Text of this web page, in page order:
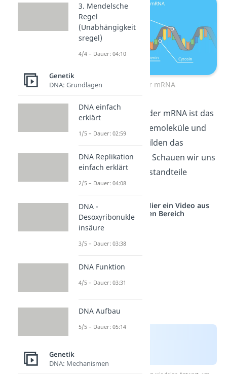
Aufbau der mRNA
Der Grundbaustein der mRNA ist das
Nukleotid. Die Ribosemoleküle und
die Phosphatreste bilden das
Rückgratder mRNA. Schauen wir uns
zunächst die drei Bestandteile
genauer an.
Studyflix vernetzt: Hier ein Video aus
einem anderen Bereich
3. Mendelsche
Regel
(Unabhängigkeit
sregel)
4/4 – Dauer: 04:10
Genetik
DNA: Grundlagen
DNA einfach
erklärt
1/5 – Dauer: 02:59
DNA Replikation
einfach erklärt
2/5 – Dauer: 04:08
DNA -
Desoxyribonukle
insäure
3/5 – Dauer: 03:38
DNA Funktion
4/5 – Dauer: 03:31
DNA Aufbau
5/5 – Dauer: 05:14
Genetik
DNA: Mechanismen